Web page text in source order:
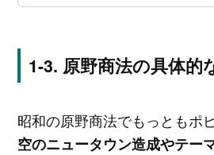
原野商法の具体的
昭和の原野商法でもっともポ
空のニュータウン造成やテー